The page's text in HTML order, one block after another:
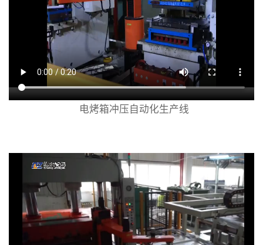
电烤箱冲压自动化生产线